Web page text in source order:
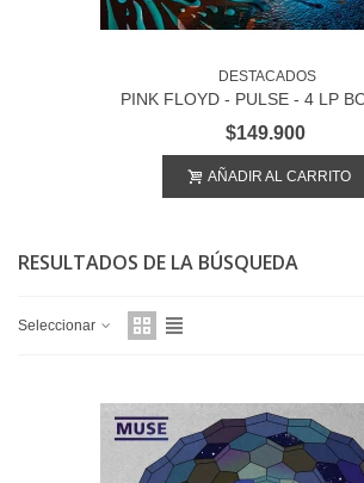
DESTACADOS
PINK FLOYD - PULSE - 4 LP
$149.900
AÑADIR AL CARRITO
RESULTADOS DE LA BÚSQUEDA
Seleccionar